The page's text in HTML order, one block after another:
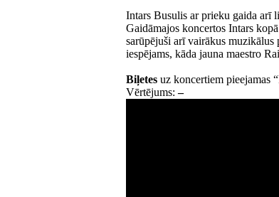
Intars Busulis ar prieku gaida arī
Gaidāmajos koncertos Intars
sarūpējuši arī vairākus muzikālus
iespējams, kāda jauna maestro
Biļetes uz koncertiem pieejamas
Vērtējums:–